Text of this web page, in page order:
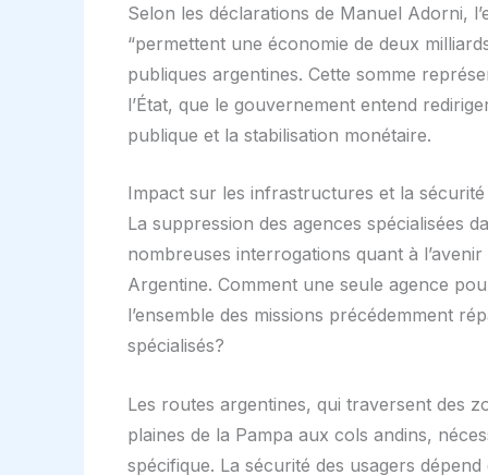
Selon les déclarations de Manuel Adorni,
“permettent une économie de deux
publiques argentines. Cette somme
l’État, que le gouvernement entend
publique et la stabilisation monétaire.
Impact sur les infrastructures et la sécurité
La suppression des agences spécialisées
nombreuses interrogations quant à
Argentine. Comment une seule agence
l’ensemble des missions précédemment
spécialisés?
Les routes argentines, qui traversent des
plaines de la Pampa aux cols andins,
spécifique. La sécurité des usagers